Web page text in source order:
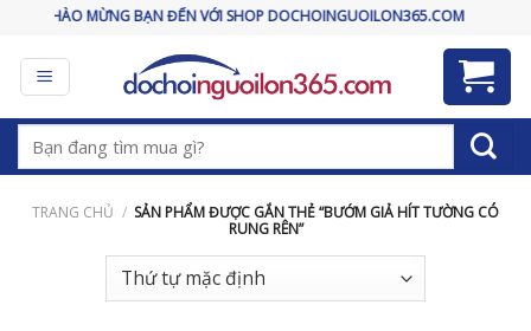
content
CHÀO MỪNG BẠN ĐẾN VỚI SHOP DOCHOINGUOILON365.COM
Tìm
kiếm:
TRANG CHỦ / SẢN PHẨM ĐƯỢC GẮN THẺ “BƯỚM GIẢ HÍT TƯỜNG CÓ
RUNG RÊN”